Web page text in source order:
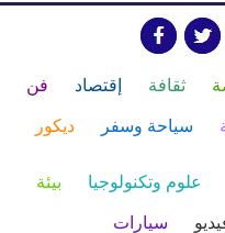
ثقافة إقتصاد فن
سياحة وسفر ديكور
علوم وتكنولوجيا بيئة
سيارات